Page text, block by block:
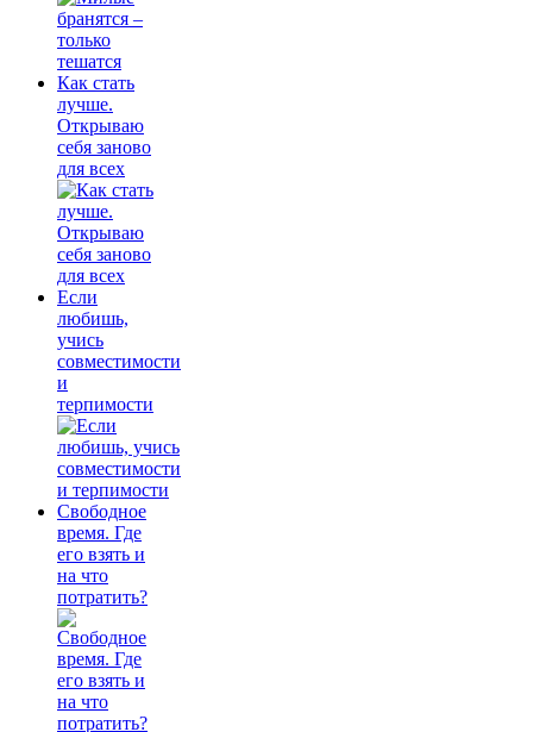
Как стать
лучше.
Открываю
себя заново
для всех
Если
любишь,
учись
совместимости
и
терпимости
Свободное
время. Где
его взять и
на что
потратить?